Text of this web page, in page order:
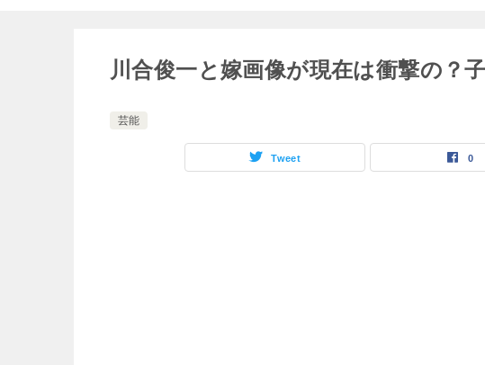
川合俊一と嫁画像が現在は衝撃の？
芸能
Tweet 0